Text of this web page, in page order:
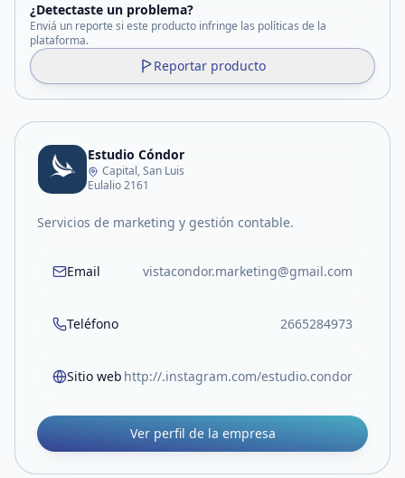
¿Detectaste un problema?
Enviá un reporte si este producto infringe las políticas de la
plataforma.
Reportar producto
Estudio Cóndor
Capital, San Luis
Eulalio 2161
Servicios de marketing y gestión contable.
Email vistacondor.marketing@gmail.com
Teléfono 2665284973
Sitio web http://.instagram.com/estudio.condor
Ver perfil de la empresa